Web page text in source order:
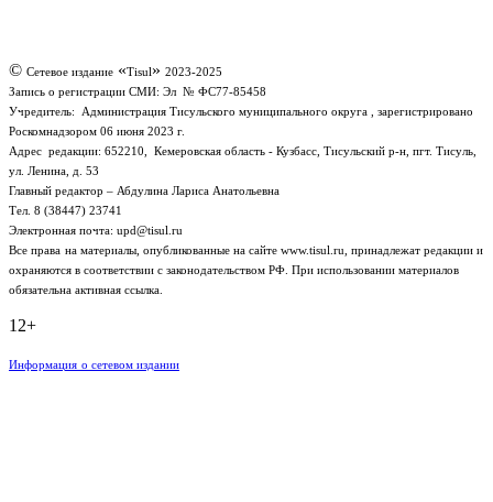
© Сетевое издание «Tisul » 2023-2025
Запись о регистрации СМИ: Эл № ФС77-85458
Учредитель: Администрация Тисульского муниципального округа , зарегистрировано
Роскомнадзором 06 июня 2023 г.
Адрес редакции: 652210, Кемеровская область - Кузбасс, Тисульский р-н, пгт. Тисуль,
ул. Ленина, д. 53
Главный редактор – Абдулина Лариса Анатольевна
Тел. 8 (38447) 23741
Электронная почта: upd@tisul.ru
Все права на материалы, опубликованные на сайте www.tisul.ru, принадлежат редакции и
охраняются в соответствии с законодательством РФ. При использовании материалов
обязательна активная ссылка.
12+
Информация о сетевом издании